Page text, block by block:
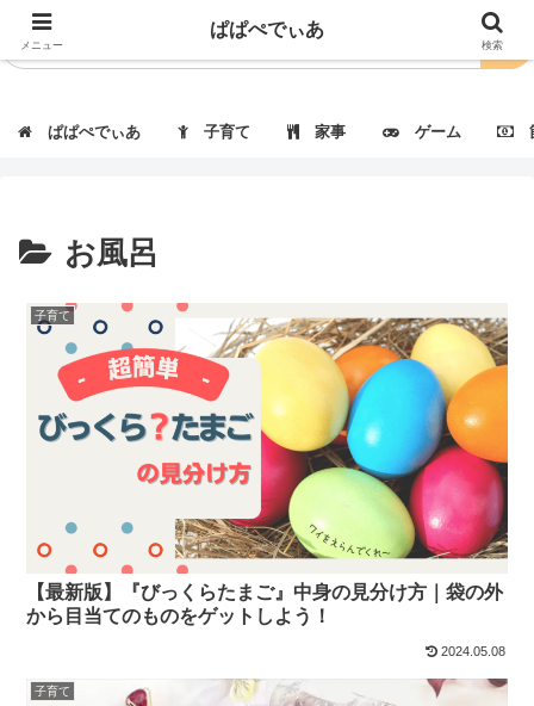
ぱぱぺでぃあ 子育て 家事 ゲーム
お風呂
子育て
【最新版】『びっくらたまご』中身の見分け方｜袋の外
から目当てのものをゲットしよう！
2024.05.08
子育て
メニュー
ぱぱぺでぃあ
検索